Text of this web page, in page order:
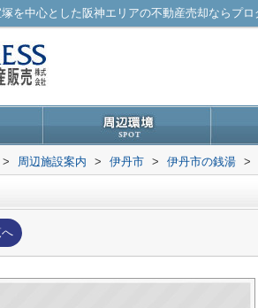
を中心とした阪神エリアの不動産売却ならプ
> 周辺施設案内 > 伊丹市 > 伊丹市の銭湯 >